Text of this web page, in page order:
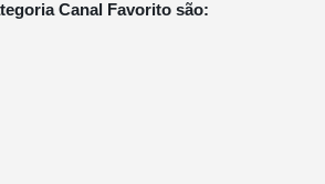
Canal Favorito são: